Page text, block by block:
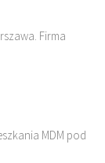
Firma
MDM pod